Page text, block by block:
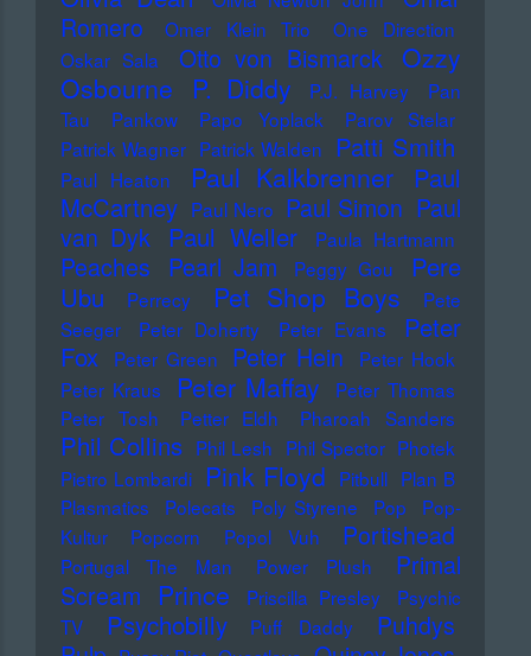
Romero
Omer Klein Trio
One Direction
Oskar Sala
Otto von Bismarck Ozzy
Osbourne
P. Diddy P.J. Harvey
Pan
Tau
Pankow Papo Yoplack
Parov Stelar
Patrick Wagner Patrick Walden Patti Smith
Paul Heaton Paul Kalkbrenner
Paul
McCartney Paul Nero Paul Simon Paul
van Dyk Paul Weller Paula Hartmann
Peaches Pearl Jam Peggy Gou
Pere
Ubu
Perrecy Pet Shop Boys
Pete
Seeger
Peter Doherty Peter Evans
Peter
Fox
Peter Green Peter Hein
Peter Hook
Peter Kraus
Peter Maffay
Peter Thomas
Peter Tosh
Petter Eldh Pharoah Sanders
Phil Collins Phil Lesh Phil Spector Photek
Pietro Lombardi
Pink Floyd Pitbull Plan B
Plasmatics
Polecats Poly Styrene Pop
Pop-
Kultur
Popcorn Popol Vuh Portishead
Portugal The Man Power Plush
Primal
Scream
Prince Priscilla Presley
Psychic
TV
Psychobilly Puff Daddy
Puhdys